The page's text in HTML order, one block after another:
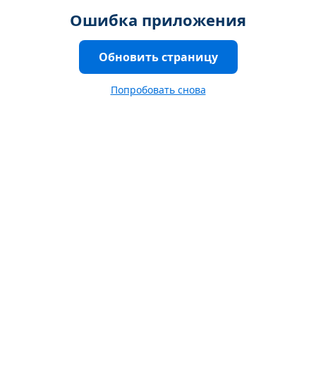
Ошибка приложения
Обновить страницу
Попробовать снова